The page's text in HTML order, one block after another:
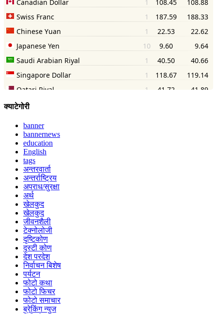
क्याटेगोरी
banner
bannernews
education
English
tags
अन्तरवार्ता
अन्तर्राष्ट्रिय
अपराध/सुरक्षा
अर्थ
खेलकुद
खेलकुद
जीवनशैली
टेक्नोलोजी
दृष्टिकोण
दृस्टी कोण
देश परदेश
निर्वाचन बिशेष
पर्यटन
फोटो कथा
फोटो फिचर
फोटो समाचार
ब्रेकिंग न्युज